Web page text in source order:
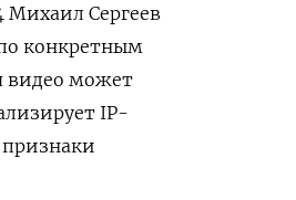
Михаил Сергеев
конкретным
видео может
IP-